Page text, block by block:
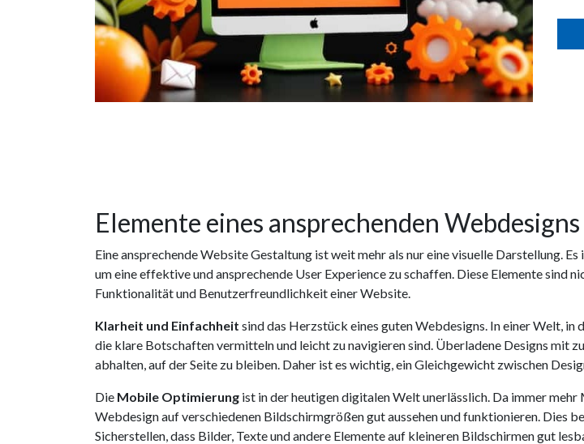
Elemente eines ansprechenden Webdesigns
Eine ansprechende Website Gestaltung ist weit mehr als nur eine visuelle Darstellung.
um eine effektive und ansprechende User Experience zu schaffen. Diese Elemente sind
Funktionalität und Benutzerfreundlichkeit einer Website.
Klarheit und Einfachheit sind das Herzstück eines guten Webdesigns. In einer Welt,
die klare Botschaften vermitteln und leicht zu navigieren sind. Überladene Designs mit
abhalten, auf der Seite zu bleiben. Daher ist es wichtig, ein Gleichgewicht zwischen
Die Mobile Optimierung ist in der heutigen digitalen Welt unerlässlich. Da immer
Webdesign auf verschiedenen Bildschirmgrößen gut aussehen und funktionieren. Dies
Sicherstellen, dass Bilder, Texte und andere Elemente auf kleineren Bildschirmen gut